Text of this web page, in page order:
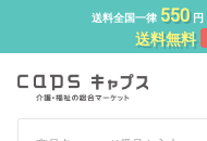
送料全国一律 550円
送料無料